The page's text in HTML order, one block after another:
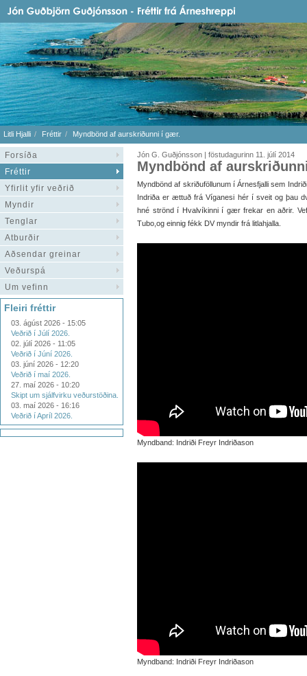
Litli Hjalli Fréttir Myndbönd af aurskriðunni í gær.
Forsíða
Fréttir
Yfirlit yfir veðrið
Myndir
Tenglar
Atburðir
Aðsendar greinar
Veðurspá
Um vefinn
Fleiri fréttir
03. ágúst 2026 - 15:05
Veðrið í Júlí 2026.
02. júlí 2026 - 11:05
Veðrið í Júní 2026.
03. júní 2026 - 12:20
Veðrið í maí 2026.
27. maí 2026 - 10:20
Skipt um sjálfvirku veðurstöðina.
03. maí 2026 - 16:16
Veðrið í Apríl 2026.
Jón G. Guðjónsson | föstudagurinn 11. júlí 2014
Myndbönd af
Myndbönd af skriðuföllunum í Árnesfjalli sem
Indriða er ættuð frá Víganesi hér í sveit og þau
hné strönd í Hvalvíkinni í gær frekar en aðrir.
Tubo,og einnig fékk DV myndir frá litlahjalla.
Myndband: Indriði Freyr Indriðason
Myndband: Indriði Freyr Indriðason